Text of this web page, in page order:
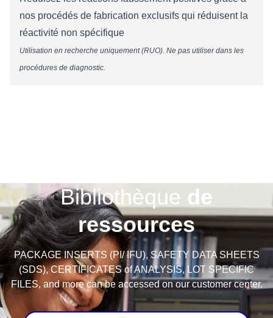
nos procédés de fabrication exclusifs qui réduisent la
réactivité non spécifique
Utilisation en recherche uniquement (RUO). Ne pas utiliser dans les
procédures de diagnostic.
Bibliothèque de
ressources
PACKAGE INSERTS (PI/ IFU), SAFETY DATA SHEETS
(SDS), CERTIFICATES of ANALYSIS, LOT SPECIFIC
FILES, and more can be accessed on our customer center.